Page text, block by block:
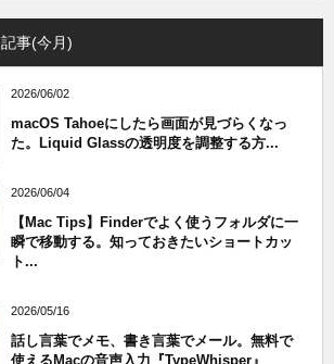
事(今月)
2026/06/02
macOS Tahoeにしたら画面が見づらくなっ
た。Liquid Glassの透明度を調整する方...
2026/06/04
【Mac Tips】Finderでよく使うフォルダに一
瞬で移動する。知っておきたいショートカッ
ト...
2026/05/16
話し言葉でメモ、書き言葉でメール。無料で
使えるMacの音声入力『TypeWhisper』